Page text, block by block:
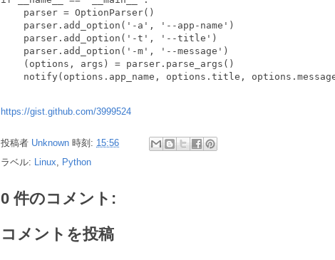
    parser = OptionParser()
    parser.add_option('-a', '--app-name')
    parser.add_option('-t', '--title')
    parser.add_option('-m', '--message')
    (options, args) = parser.parse_args()
https://gist.github.com/3999524
投稿者 Unknown 時刻: 15:56
ラベル: Linux, Python
0 件のコメント:
コメントを投稿